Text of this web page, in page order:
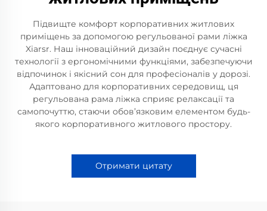
Підвищте комфорт корпоративних житлових
приміщень за допомогою регульованої рами ліжка
Xiarsr. Наш інноваційний дизайн поєднує сучасні
технології з ергономічними функціями, забезпечуючи
відпочинок і якісний сон для професіоналів у дорозі.
Адаптовано для корпоративних середовищ, ця
регульована рама ліжка сприяє релаксації та
самопочуттю, стаючи обов’язковим елементом будь-
якого корпоративного житлового простору.
Отримати цитату